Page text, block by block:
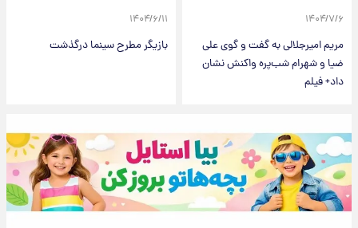
۱۴۰۴/۷/۶
مریم امیرجلالی به گفت و گوی علی
ضیا و شهرام شب‌پره واکنش نشان
داد+ فیلم
۱۴۰۴/۶/۱۱
بازیگر مطرح سینما درگذشت